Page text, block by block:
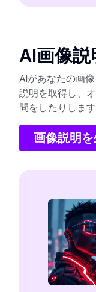
AI画像
AIがあなたの画
説明を取得し、
問をしたりします
画像説明